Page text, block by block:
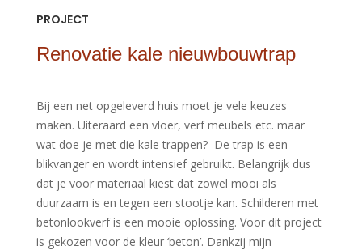
PROJECT
Renovatie kale nieuwbouwtrap
Bij een net opgeleverd huis moet je vele keuzes
maken. Uiteraard een vloer, verf meubels etc. maar
wat doe je met die kale trappen? De trap is een
blikvanger en wordt intensief gebruikt. Belangrijk dus
dat je voor materiaal kiest dat zowel mooi als
duurzaam is en tegen een stootje kan. Schilderen met
betonlookverf is een mooie oplossing. Voor dit project
is gekozen voor de kleur ‘beton’. Dankzij mijn